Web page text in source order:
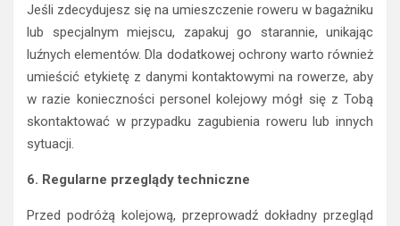
Jeśli zdecydujesz się na umieszczenie roweru w bagażniku
lub specjalnym miejscu, zapakuj go starannie, unikając
luźnych elementów. Dla dodatkowej ochrony warto również
umieścić etykietę z danymi kontaktowymi na rowerze, aby
w razie konieczności personel kolejowy mógł się z Tobą
skontaktować w przypadku zagubienia roweru lub innych
sytuacji.
6. Regularne przeglądy techniczne
Przed podróżą kolejową, przeprowadź dokładny przegląd